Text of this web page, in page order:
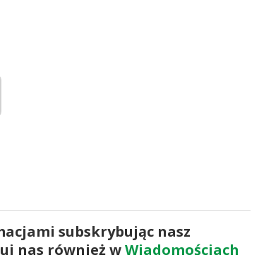
subskrybując nasz
nas również wWiadomościach